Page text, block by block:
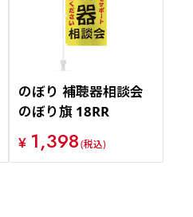
のぼり 補聴器相談会
のぼり旗 18RR
¥ 1,398(税込)